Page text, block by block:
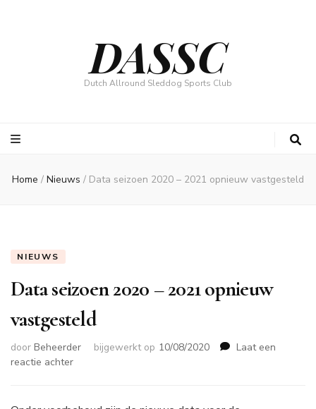
DASSC
Dutch Allround Sleddog Sports Club
Home / Nieuws / Data seizoen 2020 – 2021 opnieuw vastgesteld
NIEUWS
Data seizoen 2020 – 2021 opnieuw
vastgesteld
door Beheerder bijgewerkt op 10/08/2020
Laat een
reactie achterop
2020